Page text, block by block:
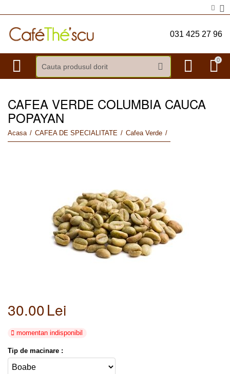
031 425 27 96
0
CAFEA VERDE COLUMBIA CAUCA
POPAYAN
Acasa / CAFEA DE SPECIALITATE / Cafea Verde /
30.00Lei
momentan indisponibil
Tip de macinare :